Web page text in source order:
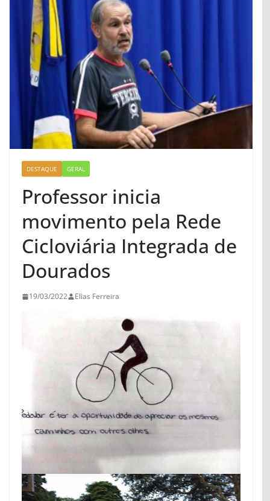
DESTAQUE GERAL
Professor inicia
movimento pela Rede
Cicloviária Integrada de
Dourados
19/03/2022 Elias Ferreira